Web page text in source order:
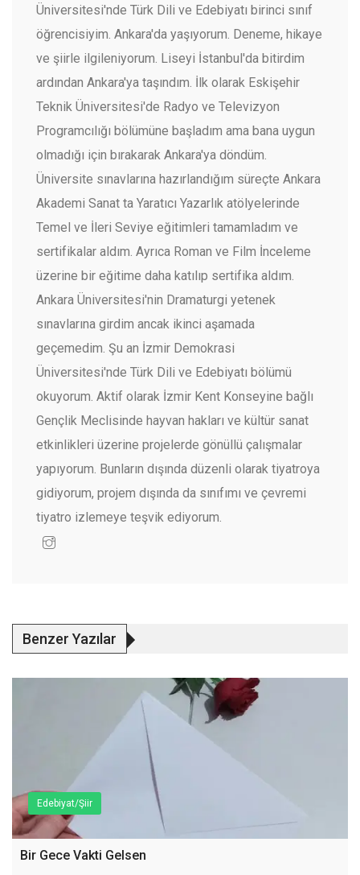
Üniversitesi'nde Türk Dili ve Edebiyatı birinci sınıf
öğrencisiyim. Ankara'da yaşıyorum. Deneme, hikaye
ve şiirle ilgileniyorum. Liseyi İstanbul'da bitirdim
ardından Ankara'ya taşındım. İlk olarak Eskişehir
Teknik Üniversitesi'de Radyo ve Televizyon
Programcılığı bölümüne başladım ama bana uygun
olmadığı için bırakarak Ankara'ya döndüm.
Üniversite sınavlarına hazırlandığım süreçte Ankara
Akademi Sanat ta Yaratıcı Yazarlık atölyelerinde
Temel ve İleri Seviye eğitimleri tamamladım ve
sertifikalar aldım. Ayrıca Roman ve Film İnceleme
üzerine bir eğitime daha katılıp sertifika aldım.
Ankara Üniversitesi'nin Dramaturgi yetenek
sınavlarına girdim ancak ikinci aşamada
geçemedim. Şu an İzmir Demokrasi
Üniversitesi'nde Türk Dili ve Edebiyatı bölümü
okuyorum. Aktif olarak İzmir Kent Konseyine bağlı
Gençlik Meclisinde hayvan hakları ve kültür sanat
etkinlikleri üzerine projelerde gönüllü çalışmalar
yapıyorum. Bunların dışında düzenli olarak tiyatroya
gidiyorum, projem dışında da sınıfımı ve çevremi
tiyatro izlemeye teşvik ediyorum.
Benzer Yazılar
Edebiyat/Şiir
Bir Gece Vakti Gelsen